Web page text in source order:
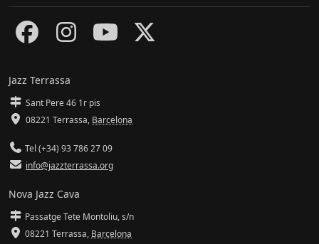
Jazz Terrassa
Sant Pere 46 1r pis
08221 Terrassa, Barcelona
Tel (+34) 93 786 27 09
info@jazzterrassa.org
Nova Jazz Cava
Passatge Tete Montoliu, s/n
08221 Terrassa, Barcelona